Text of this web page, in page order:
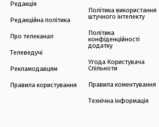
Редакція
Редакційна політика
Про телеканал
Телеведучі
Рекламодавцям
Правила користування
Політика використання
штучного інтелекту
Політика
конфіденційності
додатку
Угода Користувача
Спільноти
Правила коментування
Технічна інформація